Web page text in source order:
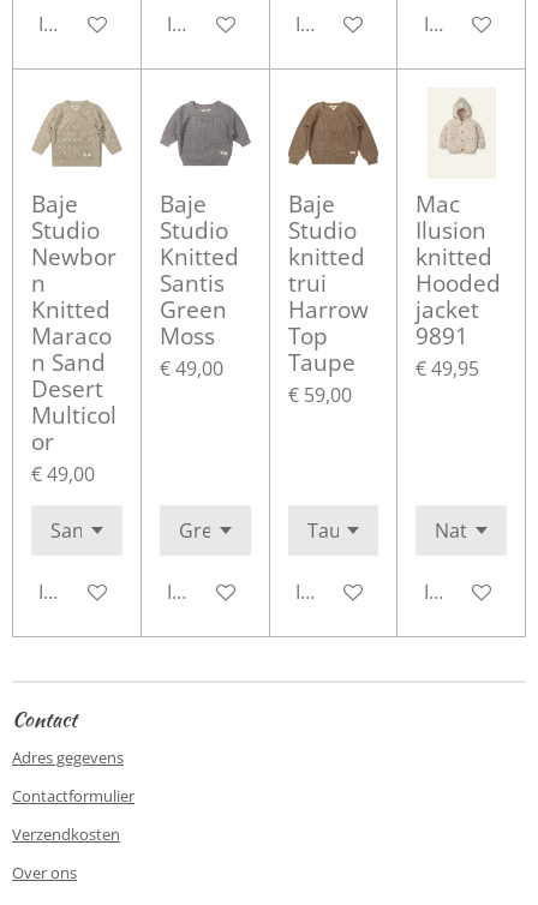
In winkelwagenIn winkelwagenIn winkelwagenIn
Baje
Studio
Newbor
n
Knitted
Maraco
n Sand
Desert
Multicol
or
€ 49,00
In winkelwagen
Baje
Studio
Knitted
Santis
Green
Moss
€ 49,00
In winkelwagen
Baje
Studio
knitted
trui
Harrow
Top
Taupe
€ 59,00
In winkelwagen
Mac
Ilusion
knitted
Hooded
jacket
9891
€ 49,95
In
Contact
Adres gegevens
Contactformulier
Verzendkosten
Over ons